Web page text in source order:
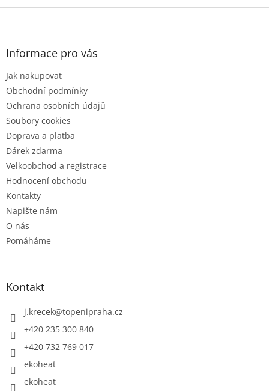
Z
Informace pro vás
Jak nakupovat
Obchodní podmínky
Ochrana osobních údajů
Soubory cookies
Doprava a platba
Dárek zdarma
Velkoobchod a registrace
Hodnocení obchodu
Kontakty
Napište nám
O nás
Pomáháme
Kontakt
j.krecek@topenipraha.cz
+420 235 300 840
+420 732 769 017
ekoheat
ekoheat